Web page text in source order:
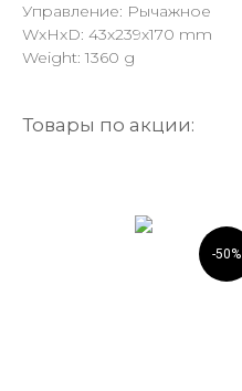
Управление: Рычажное
WxHxD: 43x239x170 mm
Weight: 1360 g
Товары по акции:
-50%